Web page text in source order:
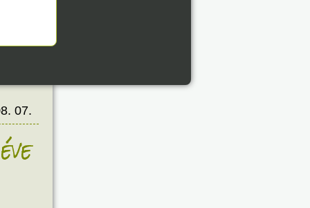
07.
éve